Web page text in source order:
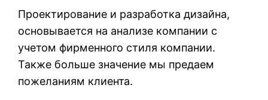
Проектирование и разработка дизайна,
основывается на анализе компании с
учетом фирменного стиля компании.
Также больше значение мы предаем
пожеланиям клиента.